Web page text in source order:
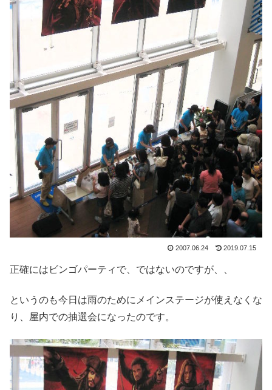
2007.06.24 2019.07.15
正確にはビンゴパーティで、ではないのですが、、
というのも今日は雨のためにメインステージが使えなくな
り、屋内での抽選会になったのです。